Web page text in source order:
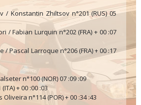
/ Konstantin Zhiltsov n°201 (RUS) 05
/ Fabian Lurquin n°202 (FRA) + 00 :07
/ Pascal Larroque n°206 (FRA) + 00 :17
n°100 (NOR) 07 :09 :09
+ 00 :00 :03
n°114 (POR) + 00 :34 :43